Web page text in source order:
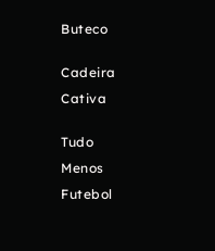
Buteco
Cadeira
Cativa
Tudo
Menos
Futebol